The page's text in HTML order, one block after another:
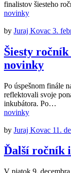
finalistov šiesteho
novinky
by Juraj Kovac 3.
Šiesty
novinky
Po úspešnom finále
reflektovali svoje
inkubátora. Po…
novinky
by Juraj Kovac 11.
Ďalší ročník